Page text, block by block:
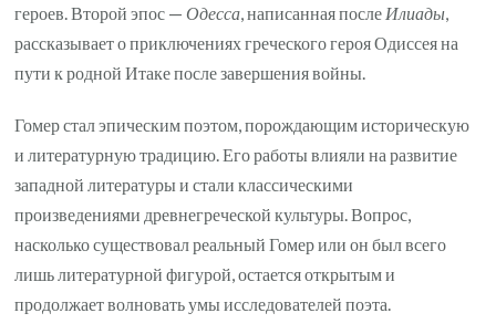
героев. Второй эпос —Одесса, написанная после Илиады,
рассказывает о приключениях греческого героя Одиссея на
пути к родной Итаке после завершения войны.
Гомер стал эпическим поэтом, порождающим историческую
и литературную традицию. Его работы влияли на развитие
западной литературы и стали классическими
произведениями древнегреческой культуры. Вопрос,
насколько существовал реальный Гомер или он был всего
лишь литературной фигурой, остается открытым и
продолжает волновать умы исследователей поэта.